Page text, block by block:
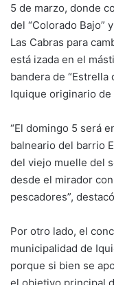
5 de marzo, donde
del “Colorado Bajo”
Las Cabras para
está izada en el
bandera de
Iquique originario
“El domingo 5 será
balneario del barrio
del viejo muelle del
desde el mirador
pescadores”,
Por otro lado, el
municipalidad de
porque si bien se